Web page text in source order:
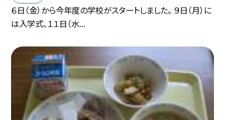
６日（金）から今年度の学校がスタートしました。 ９日（月）に
は入学式、１１日（水...